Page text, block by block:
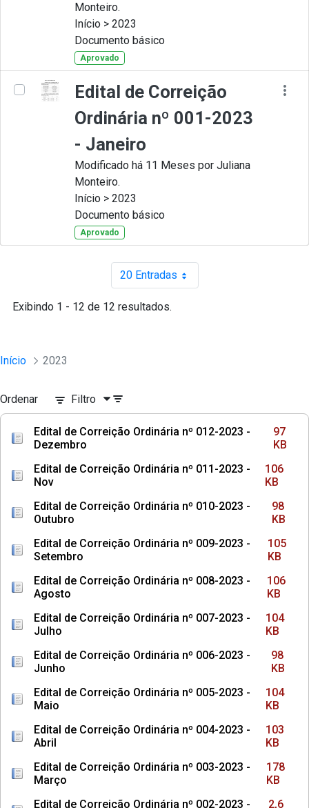
Monteiro.
Início > 2023
Documento básico
Aprovado
Edital de Correição
Ordinária nº 001-2023
- Janeiro
Modificado há 11 Meses por Juliana
Monteiro.
Início > 2023
Documento básico
Aprovado
20 EntradasPor página
Exibindo 1 - 12 de 12 resultados.
Início 2023
Ordenar Filtro
Edital de Correição Ordinária nº 012-2023 -
Dezembro
97
KB
Edital de Correição Ordinária nº 011-2023 -
Nov
106
KB
Edital de Correição Ordinária nº 010-2023 -
Outubro
98
KB
Edital de Correição Ordinária nº 009-2023 -
Setembro
105
KB
Edital de Correição Ordinária nº 008-2023 -
Agosto
106
KB
Edital de Correição Ordinária nº 007-2023 -
Julho
104
KB
Edital de Correição Ordinária nº 006-2023 -
Junho
98
KB
Edital de Correição Ordinária nº 005-2023 -
Maio
104
KB
Edital de Correição Ordinária nº 004-2023 -
Abril
103
KB
Edital de Correição Ordinária nº 003-2023 -
Março
178
KB
Edital de Correição Ordinária nº 002-2023 -
2,6